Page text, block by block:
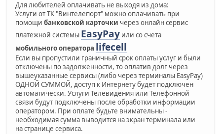
Для любителей оплачивать не выходя из дома:
Услуги от ТК "Винтелепорт" можно оплачивать при
помощи банковской карточки через онлайн сервис
платежной системы EasyPay или со счета
мобильного оператора lifecell
Если вы пропустили граничный срок оплаты услуг и были
отключены по задолженности, то оплатив долг через
вышеуказанные сервисы (либо через терминалы EasyPay)
ОДНОЙ СУММОЙ, доступ к Интернету будет подключен
автоматически. Услуги Телевидения или Телефонной
связи будут подключены после обработки информации
оператором. При оплате будьте внимательны -
необходимая сумма выводится на экран терминала или
на странице сервиса.